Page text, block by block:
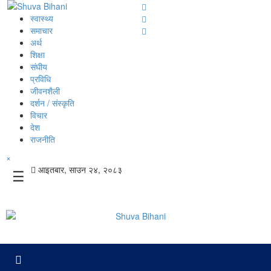
स्वास्थ्य
समाचार
अर्थ
शिक्षा
संघीय
प्रविधि
जीवनशैली
दर्शन / संस्कृति
विचार
देश
राजनीति
×
☰ आइतबार, साउन २४, २०८३